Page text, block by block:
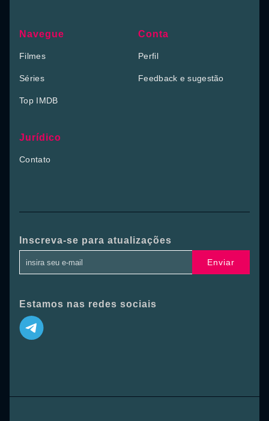
Navegue
Filmes
Séries
Top IMDB
Conta
Perfil
Feedback e sugestão
Jurídico
Contato
Inscreva-se para atualizações
Enviar
Estamos nas redes sociais